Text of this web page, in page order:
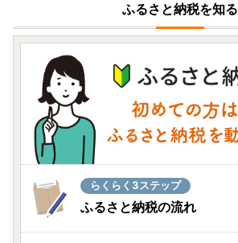
ふるさと納税を知る
らくらく3ステップ
ふるさと納税の流れ